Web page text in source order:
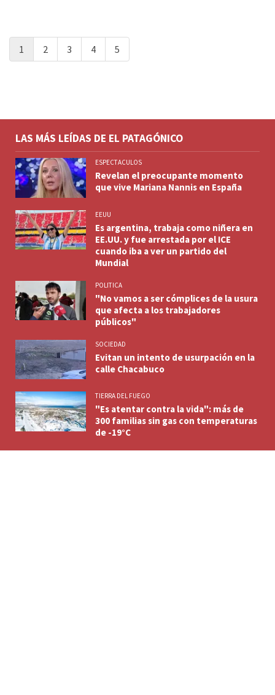
1 2 3 4 5
LAS MÁS LEÍDAS DE EL PATAGÓNICO
ESPECTACULOS
Revelan el preocupante momento
que vive Mariana Nannis en España
EEUU
Es argentina, trabaja como niñera en
EE.UU. y fue arrestada por el ICE
cuando iba a ver un partido del
Mundial
POLITICA
"No vamos a ser cómplices de la usura
que afecta a los trabajadores
públicos"
SOCIEDAD
Evitan un intento de usurpación en la
calle Chacabuco
TIERRA DEL FUEGO
"Es atentar contra la vida": más de
300 familias sin gas con temperaturas
de -19°C